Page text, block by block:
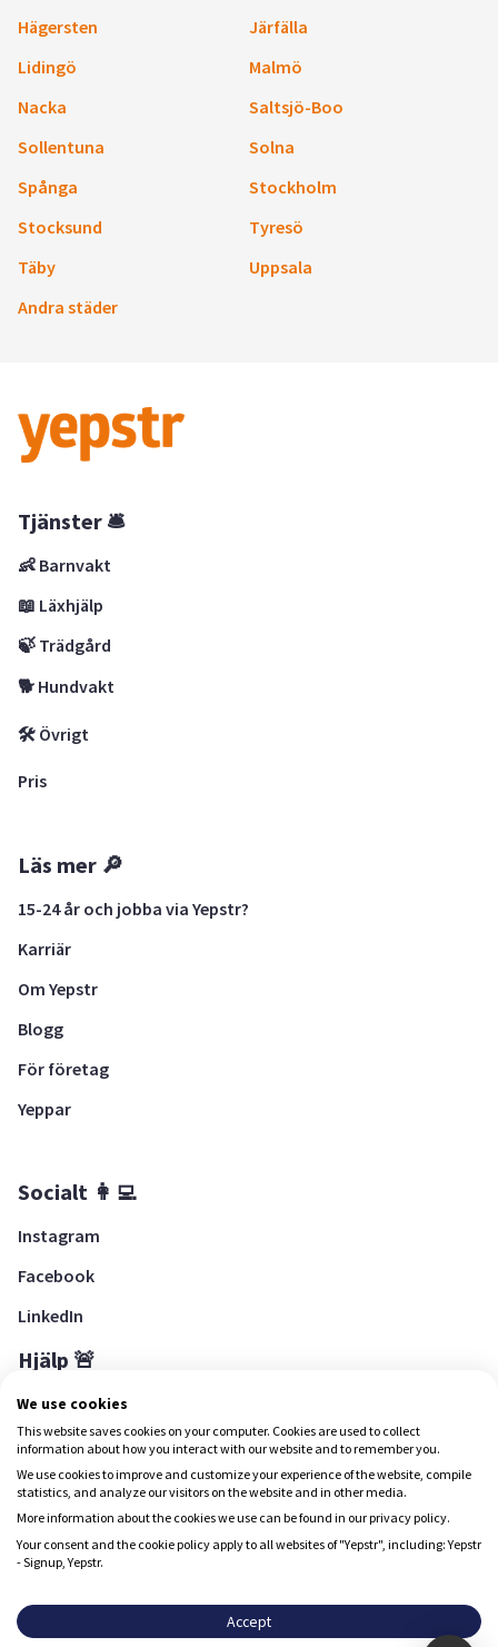
Hägersten
Järfälla
Lidingö
Malmö
Nacka
Saltsjö-Boo
Sollentuna
Solna
Spånga
Stockholm
Stocksund
Tyresö
Täby
Uppsala
Andra städer
Tjänster 🛎
👶 Barnvakt
📖 Läxhjälp
🍃 Trädgård
🐕 Hundvakt
🛠 Övrigt
Pris
Läs mer 🔎
15-24 år och jobba via Yepstr?
Karriär
Om Yepstr
Blogg
För företag
Yeppar
Socialt 👩‍💻
Instagram
Facebook
LinkedIn
Hjälp 🚨
Hjälpcenter
Ladda ned Yepstr
Ladda ned Yepstr
upplevelse.
We use cookies
This website saves cookies on your computer. Cookies are used to collect
information about how you interact with our website and to remember you.
We use cookies to improve and customize your experience of the website, compile
statistics, and analyze our visitors on the website and in other media.
More information about the cookies we use can be found in our privacy policy.
Your consent and the cookie policy apply to all websites of "Yepstr", including: Yepstr
- Signup, Yepstr.
Accept